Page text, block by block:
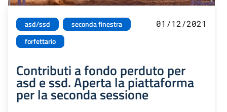
asd/ssd
seconda finestra
forfettario
01/12/2021
Contributi a fondo perduto per
asd e ssd. Aperta la piattaforma
per la seconda sessione